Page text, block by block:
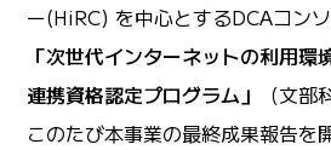
ー(HiRC) を中心とするDCAコン
「次世代インターネットの利用環
連携資格認定プログラム」
（文部
このたび本事業の最終成果報告を